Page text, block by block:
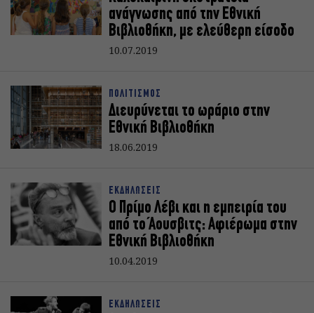
ανάγνωσης από την Εθνική
Βιβλιοθήκη, με ελεύθερη είσοδο
10.07.2019
ΠΟΛΙΤΙΣΜΟΣ
Διευρύνεται το ωράριο στην
Eθνική Βιβλιοθήκη
18.06.2019
ΕΚΔΗΛΩΣΕΙΣ
Ο Πρίμο Λέβι και η εμπειρία του
από τo Άουσβιτς: Αφιέρωμα στην
Εθνική Βιβλιοθήκη
10.04.2019
ΕΚΔΗΛΩΣΕΙΣ